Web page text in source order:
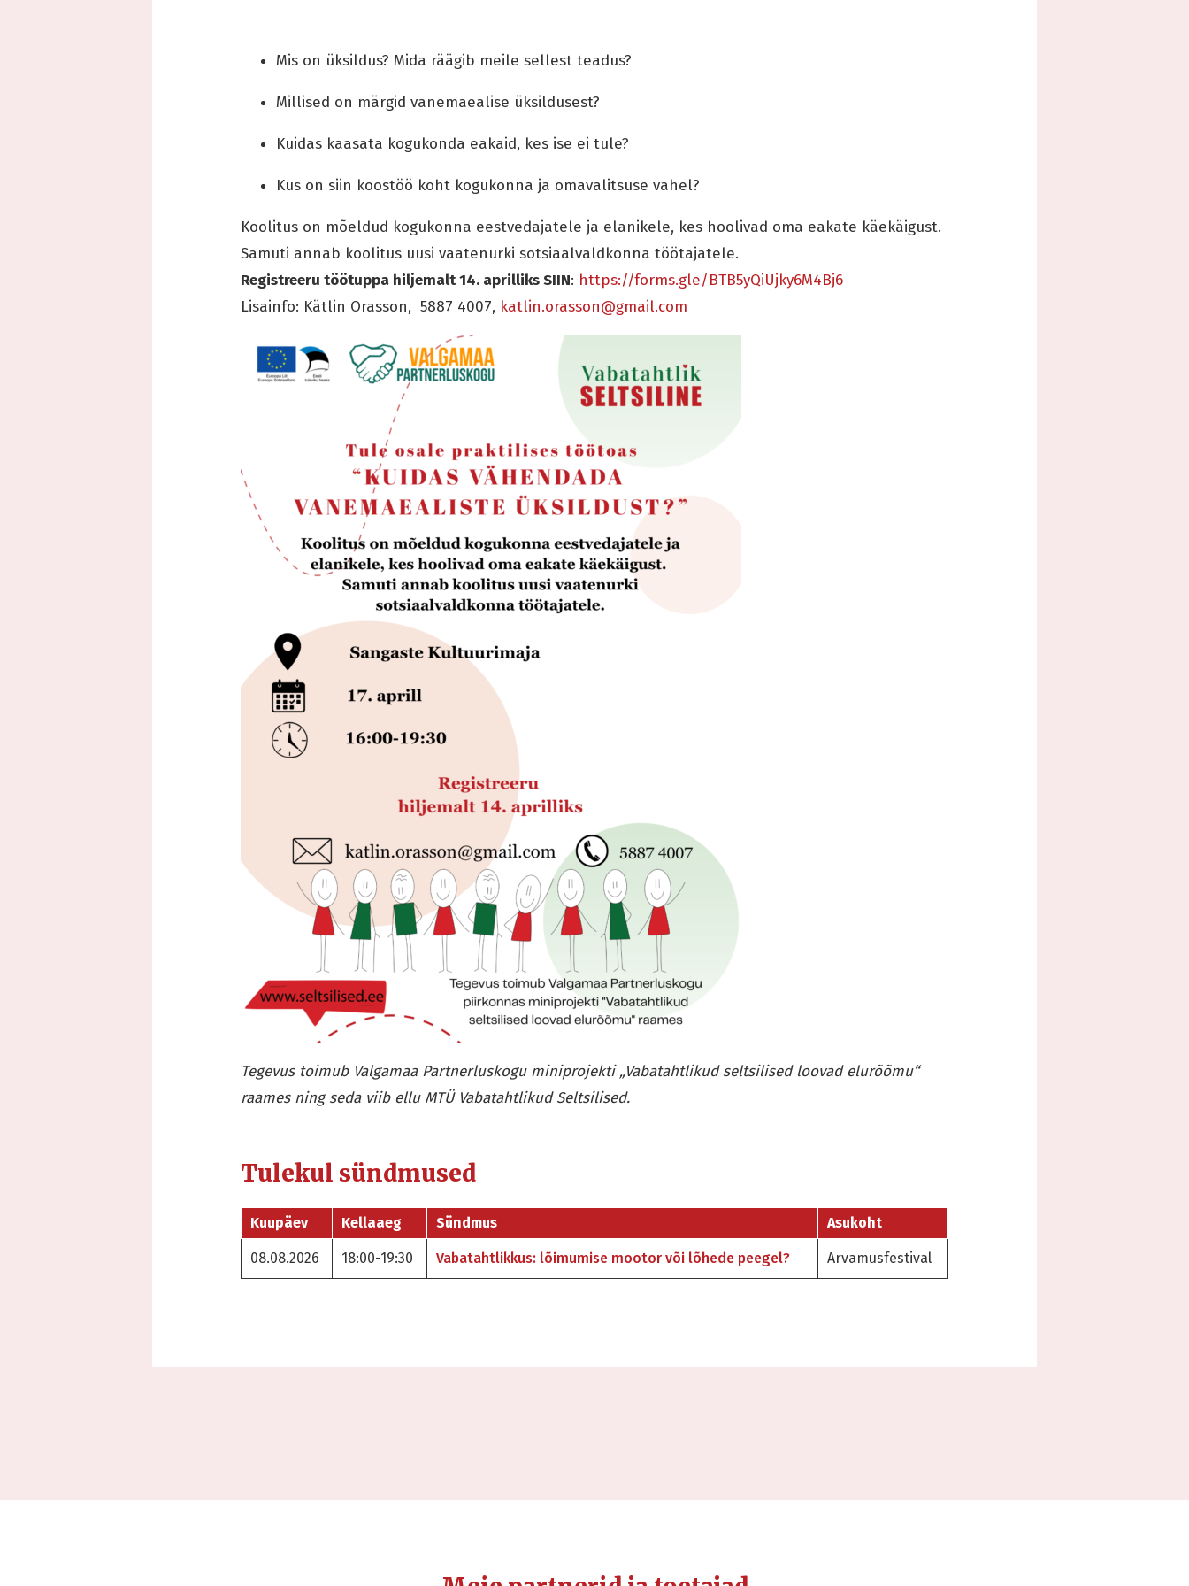
Mis on üksildus? Mida räägib meile sellest teadus?
Millised on märgid vanemaealise üksildusest?
Kuidas kaasata kogukonda eakaid, kes ise ei tule?
Kus on siin koostöö koht kogukonna ja omavalitsuse vahel?
Koolitus on mõeldud kogukonna eestvedajatele ja elanikele, kes hoolivad oma eakate käekäigust.
Samuti annab koolitus uusi vaatenurki sotsiaalvaldkonna töötajatele.
Registreeru töötuppa hiljemalt 14. aprilliks SIIN: https://forms.gle/BTB5yQiUjky6M4Bj6
Lisainfo: Kätlin Orasson, 5887 4007, katlin.orasson@gmail.com
Tegevus toimub Valgamaa Partnerluskogu miniprojekti „Vabatahtlikud seltsilised loovad elurõõmu“
raames ning seda viib ellu MTÜ Vabatahtlikud Seltsilised.
Tulekul sündmused
Kuupäev Kellaaeg Sündmus Asukoht
08.08.2026 18:00-19:30 Vabatahtlikkus: lõimumise mootor või lõhede peegel? Arvamusfestival